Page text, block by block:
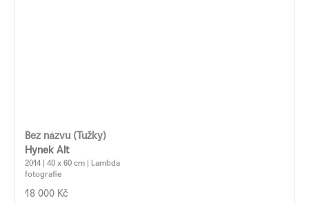
Bez názvu (Tužky)
Hynek Alt
2014 | 40 x 60 cm | Lambda
fotografie
18 000 Kč